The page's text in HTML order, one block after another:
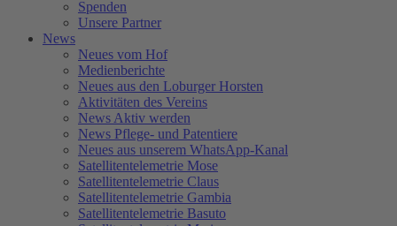
Spenden
Unsere Partner
News
Neues vom Hof
Medienberichte
Neues aus den Loburger Horsten
Aktivitäten des Vereins
News Aktiv werden
News Pflege- und Patentiere
Neues aus unserem WhatsApp-Kanal
Satellitentelemetrie Mose
Satellitentelemetrie Claus
Satellitentelemetrie Gambia
Satellitentelemetrie Basuto